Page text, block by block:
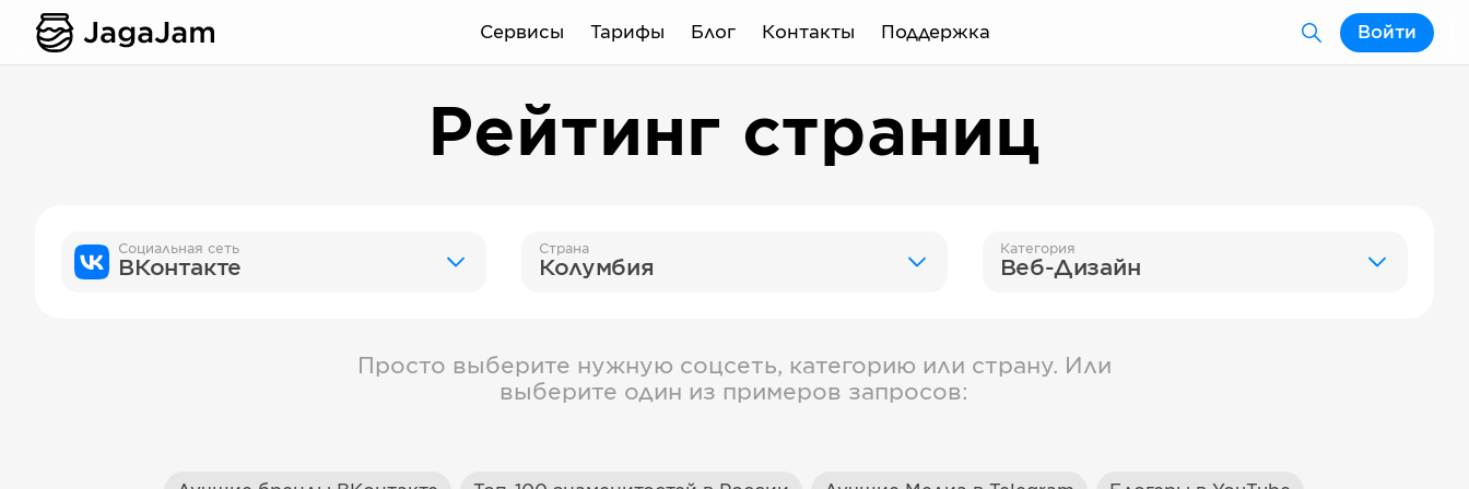
Сервисы Тарифы Блог Контакты Поддержка Войти
Рейтинг страниц
Социальная сеть
ВКонтакте
Страна
Колумбия
Категория
Веб-Дизайн
Просто выберите нужную соцсеть, категорию или страну. Или
выберите один из примеров запросов: